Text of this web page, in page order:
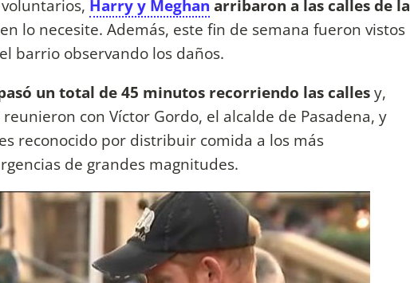
Harry y Meghan arribaron a las calles de la
lo necesite. Además, este fin de semana fueron vistos
barrio observando los daños.
un total de 45 minutos recorriendo las callesy,
con Víctor Gordo, el alcalde de Pasadena, y
reconocido por distribuir comida a los más
de grandes magnitudes.